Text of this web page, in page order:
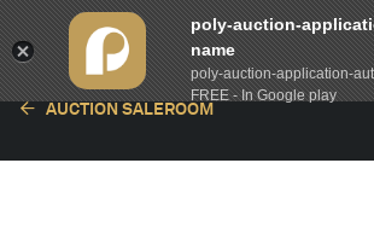
AUCTION SALEROOM
poly-auction-
name
poly-auction-application-
FREE - In Google play